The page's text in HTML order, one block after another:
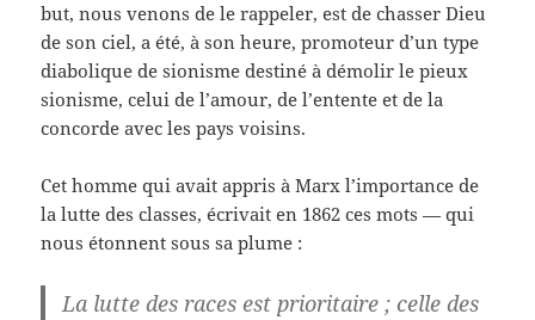
but, nous venons de le rappeler, est de chasser Dieu
de son ciel, a été, à son heure, promoteur d’un type
diabolique de sionisme destiné à démolir le pieux
sionisme, celui de l’amour, de l’entente et de la
concorde avec les pays voisins.
Cet homme qui avait appris à Marx l’importance de
la lutte des classes, écrivait en 1862 ces mots — qui
nous étonnent sous sa plume :
La lutte des races est prioritaire ; celle des